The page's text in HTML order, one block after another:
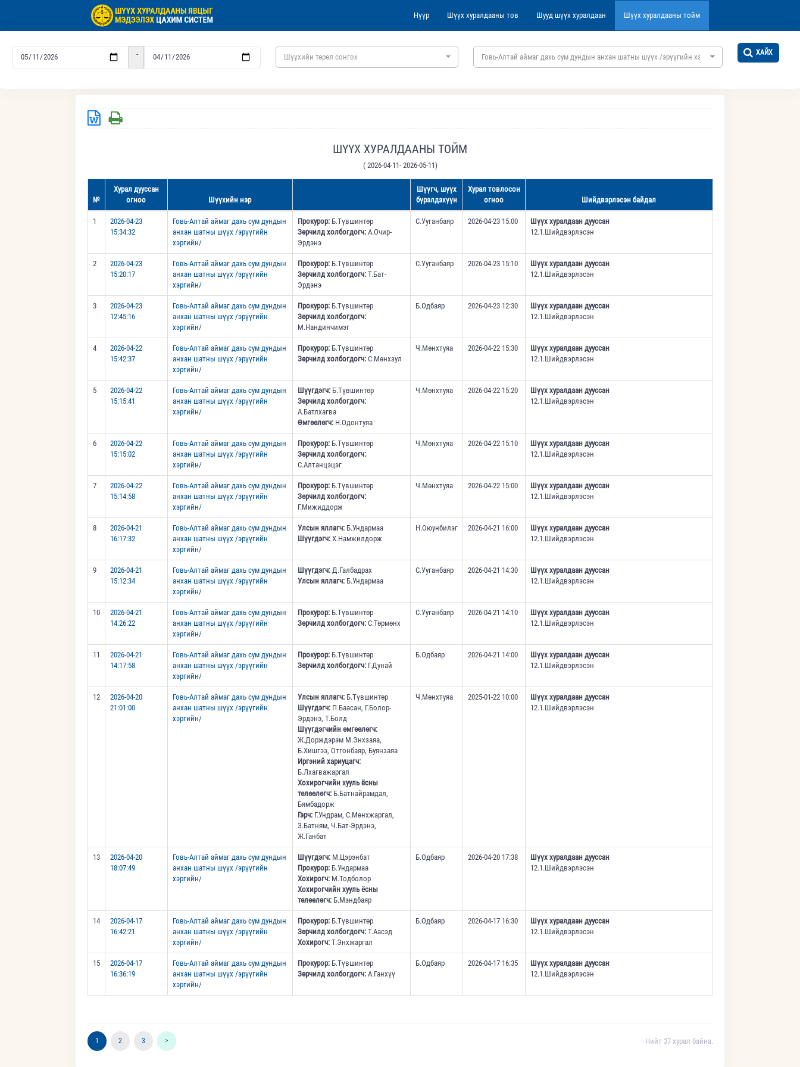
Нүүр Шүүх хуралдааны тов Шууд шүүх хуралдаан Шүүх хуралдааны тойм
- Шүүхийн төрөл сонгох Говь-Алтай аймаг дахь сум дундын анхан шатны шүүх /эрүүгийн хэргийн/
ХАЙХ
ШҮҮХ ХУРАЛДААНЫ ТОЙМ
( 2026-04-11- 2026-05-11)
№
Хурал дууссан
огноо
Шүүхийн нэр
Шүүгч, шүүх
бүрэлдэхүүн
Хурал товлосон
огноо
Шийдвэрлэсэн байдал
1
2026-04-23
15:34:32
Говь-Алтай аймаг дахь сум дундын
анхан шатны шүүх /эрүүгийн
хэргийн/
Прокурор:Б.Түвшинтөр
Зөрчилд холбогдогч:А.Очир-
Эрдэнэ
С.Ууганбаяр 2026-04-23 15:00
Шүүх хуралдаан дууссан
12.1.Шийдвэрлэсэн
2
2026-04-23
15:20:17
Говь-Алтай аймаг дахь сум дундын
анхан шатны шүүх /эрүүгийн
хэргийн/
Прокурор:Б.Түвшинтөр
Зөрчилд холбогдогч:Т.Бат-
Эрдэнэ
С.Ууганбаяр 2026-04-23 15:10
Шүүх хуралдаан дууссан
12.1.Шийдвэрлэсэн
3
2026-04-23
12:45:16
Говь-Алтай аймаг дахь сум дундын
анхан шатны шүүх /эрүүгийн
хэргийн/
Прокурор:Б.Түвшинтөр
Зөрчилд холбогдогч:
М.Нандинчимэг
Б.Одбаяр 2026-04-23 12:30
Шүүх хуралдаан дууссан
12.1.Шийдвэрлэсэн
4
2026-04-22
15:42:37
Говь-Алтай аймаг дахь сум дундын
анхан шатны шүүх /эрүүгийн
хэргийн/
Прокурор:Б.Түвшинтөр
Зөрчилд холбогдогч:С.Мөнхзул
Ч.Мөнхтуяа 2026-04-22 15:30
Шүүх хуралдаан дууссан
12.1.Шийдвэрлэсэн
5
2026-04-22
15:15:41
Говь-Алтай аймаг дахь сум дундын
анхан шатны шүүх /эрүүгийн
хэргийн/
Шүүгдэгч:Б.Түвшинтөр
Зөрчилд холбогдогч:
А.Батлхагва
Өмгөөлөгч:Н.Одонтуяа
Ч.Мөнхтуяа 2026-04-22 15:20
Шүүх хуралдаан дууссан
12.1.Шийдвэрлэсэн
6
2026-04-22
15:15:02
Говь-Алтай аймаг дахь сум дундын
анхан шатны шүүх /эрүүгийн
хэргийн/
Прокурор:Б.Түвшинтөр
Зөрчилд холбогдогч:
С.Алтанцэцэг
Ч.Мөнхтуяа 2026-04-22 15:10
Шүүх хуралдаан дууссан
12.1.Шийдвэрлэсэн
7
2026-04-22
15:14:58
Говь-Алтай аймаг дахь сум дундын
анхан шатны шүүх /эрүүгийн
хэргийн/
Прокурор:Б.Түвшинтөр
Зөрчилд холбогдогч:
Г.Мижиддорж
Ч.Мөнхтуяа 2026-04-22 15:00
Шүүх хуралдаан дууссан
12.1.Шийдвэрлэсэн
8
2026-04-21
16:17:32
Говь-Алтай аймаг дахь сум дундын
анхан шатны шүүх /эрүүгийн
хэргийн/
Улсын яллагч:Б.Ундармаа
Шүүгдэгч:Х.Намжилдорж
Н.Оюунбилэг 2026-04-21 16:00
Шүүх хуралдаан дууссан
12.1.Шийдвэрлэсэн
9
2026-04-21
15:12:34
Говь-Алтай аймаг дахь сум дундын
анхан шатны шүүх /эрүүгийн
хэргийн/
Шүүгдэгч:Д.Галбадрах
Улсын яллагч:Б.Ундармаа
С.Ууганбаяр 2026-04-21 14:30
Шүүх хуралдаан дууссан
12.1.Шийдвэрлэсэн
10
2026-04-21
14:26:22
Говь-Алтай аймаг дахь сум дундын
анхан шатны шүүх /эрүүгийн
хэргийн/
Прокурор:Б.Түвшинтөр
Зөрчилд холбогдогч:С.Төрмөнх
С.Ууганбаяр 2026-04-21 14:10
Шүүх хуралдаан дууссан
12.1.Шийдвэрлэсэн
11
2026-04-21
14:17:58
Говь-Алтай аймаг дахь сум дундын
анхан шатны шүүх /эрүүгийн
хэргийн/
Прокурор:Б.Түвшинтөр
Зөрчилд холбогдогч:Г.Дунай
Б.Одбаяр 2026-04-21 14:00
Шүүх хуралдаан дууссан
12.1.Шийдвэрлэсэн
12
2026-04-20
21:01:00
Говь-Алтай аймаг дахь сум дундын
анхан шатны шүүх /эрүүгийн
хэргийн/
Улсын яллагч:Б.Түвшинтөр
Шүүгдэгч:П.Баасан, Г.Болор-
Эрдэнэ, Т.Болд
Шүүгдэгчийн өмгөөлөгч:
Ж.Дорждэрэм М.Энхзаяа,
Б.Хишгээ, Отгонбаяр, Буянзаяа
Иргэний хариуцагч:
Б.Лхагважаргал
Хохирогчийн хууль ёсны
төлөөлөгч:Б.Батнайрамдал,
Бямбадорж
Гэрч:Г.Ундрам, С.Мөнхжаргал,
З.Батням, Ч.Бат-Эрдэнэ,
Ж.Ганбат
Ч.Мөнхтуяа 2025-01-22 10:00
Шүүх хуралдаан дууссан
12.1.Шийдвэрлэсэн
13
2026-04-20
18:07:49
Говь-Алтай аймаг дахь сум дундын
анхан шатны шүүх /эрүүгийн
хэргийн/
Шүүгдэгч:М.Цэрэнбат
Прокурор:Б.Ундармаа
Хохирогч:М.Тодболор
Хохирогчийн хууль ёсны
төлөөлөгч:Б.Мэндбаяр
Б.Одбаяр 2026-04-20 17:38
Шүүх хуралдаан дууссан
12.1.Шийдвэрлэсэн
14
2026-04-17
16:42:21
Говь-Алтай аймаг дахь сум дундын
анхан шатны шүүх /эрүүгийн
хэргийн/
Прокурор:Б.Түвшинтөр
Зөрчилд холбогдогч:Т.Аасэд
Хохирогч:Т.Энхжаргал
Б.Одбаяр 2026-04-17 16:30
Шүүх хуралдаан дууссан
12.1.Шийдвэрлэсэн
15
2026-04-17
16:36:19
Говь-Алтай аймаг дахь сум дундын
анхан шатны шүүх /эрүүгийн
хэргийн/
Прокурор:Б.Түвшинтөр
Зөрчилд холбогдогч:А.Ганхүү
Б.Одбаяр 2026-04-17 16:35
Шүүх хуралдаан дууссан
12.1.Шийдвэрлэсэн
1 2 3 > Нийт 37 хурал байна.